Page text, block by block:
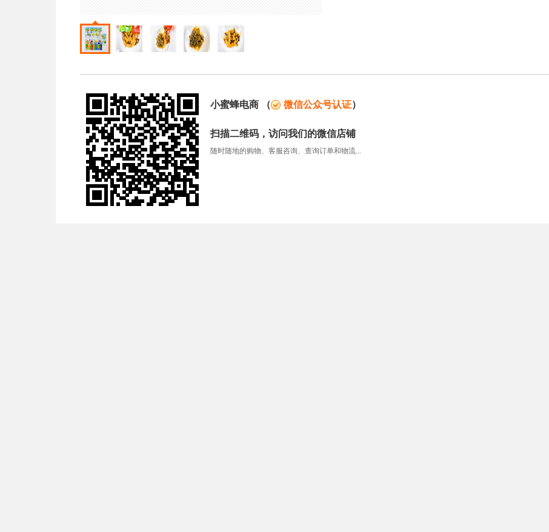
小蜜蜂电商 （ 微信公众号认证）
扫描二维码，访问我们的微信店铺
随时随地的购物、客服咨询、查询订单和物流...